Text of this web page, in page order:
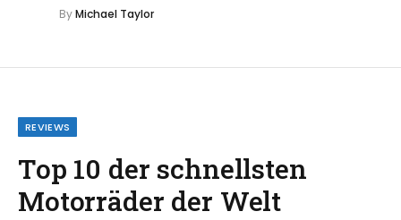
ByMichael Taylor
REVIEWS
Top 10 der schnellsten
Motorräder der Welt